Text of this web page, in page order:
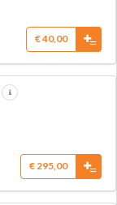
€ 40,00 =
€ 295,00 =